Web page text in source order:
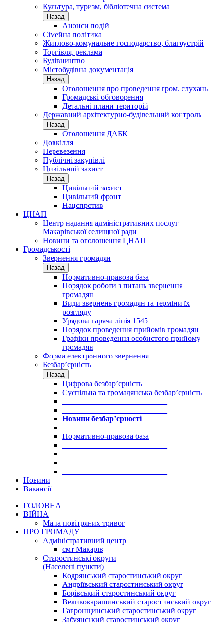
Культура, туризм, бібліотечна система
Назад
Анонси подій
Сімейна політика
Житлово-комунальне господарство, благоустрій
Торгівля, реклама
Будівництво
Містобудівна документація
Назад
Оголошення про проведення гром. слухань
Громадські обговорення
Детальні плани територій
Державний архітектурно-будівельний контроль
Назад
Оголошення ДАБК
Довкілля
Перевезення
Публічні закупівлі
Цивільний захист
Назад
Цивільний захист
Цивільний фронт
Нацспротив
ЦНАП
Центр надання адміністративних послуг
Макарівської селищної ради
Новини та оголошення ЦНАП
Громадськості
Звернення громадян
Назад
Нормативно-правова база
Порядок роботи з питань звернення
громадян
Види звернень громадян та терміни їх
розгляду
Урядова гаряча лінія 1545
Порядок проведення прийомів громадян
Графіки проведення особистого прийому
громадян
Форма електронного звернення
Безбар’єрність
Назад
Цифрова безбар’єрність
Суспільна та громадянська безбар’єрність
Новини безбар’єрності
Нормативно-правова база
Новини
Вакансії
ГОЛОВНА
ВІЙНА
Мапа повітряних тривог
ПРО ГРОМАДУ
Aдміністративний центр
смт Макарів
Старостинські округи
(Населені пункти)
Кодрянський старостинський округ
Андріївський старостинський округ
Борівський старостинський округ
Великокарашинський старостинський округ
Гавронщинський старостинський округ
Забуянський старостинський округ